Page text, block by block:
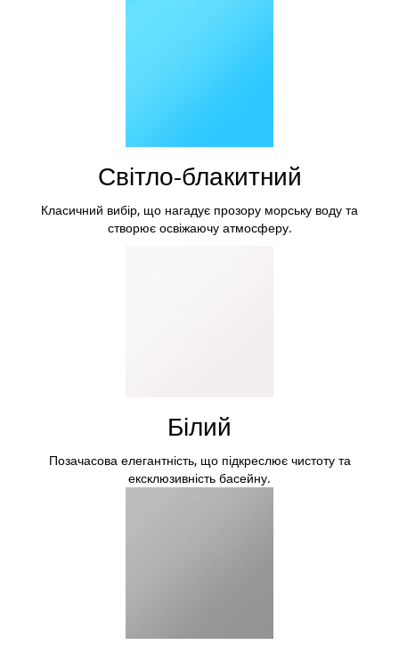
Світло-блакитний
Класичний вибір, що нагадує прозору морську воду та
створює освіжаючу атмосферу.
Білий
Позачасова елегантність, що підкреслює чистоту та
ексклюзивність басейну.